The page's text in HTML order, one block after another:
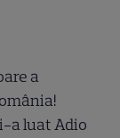
a
a luat Adio